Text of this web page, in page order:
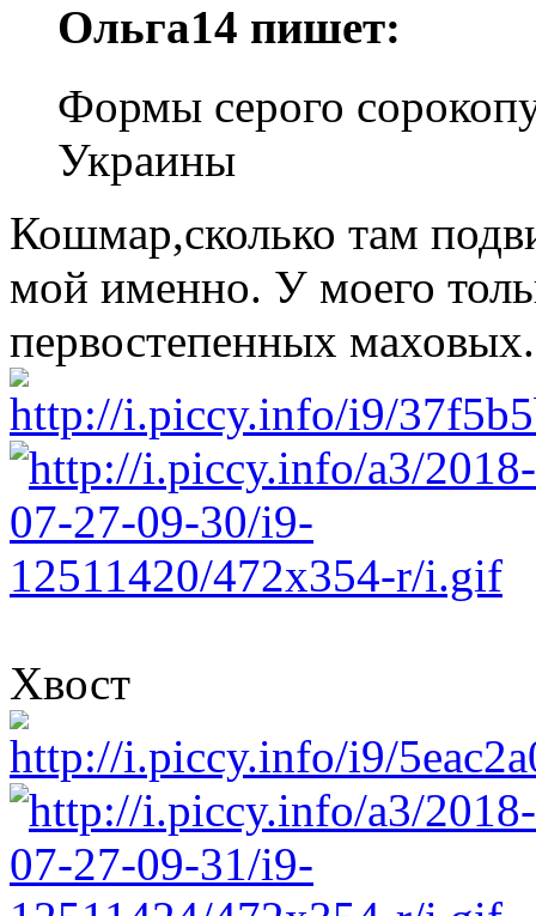
Ольга14 пишет:
Формы серого
Украины
Кошмар,сколько там
мой именно. У моего
первостепенных маховых.
Хвост